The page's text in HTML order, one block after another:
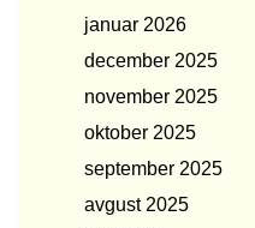
januar 2026
december 2025
november 2025
oktober 2025
september 2025
avgust 2025